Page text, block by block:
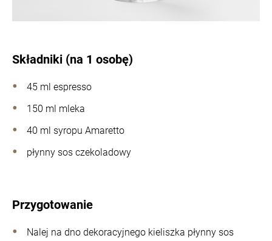
Składniki (na 1 osobę)
45 ml espresso
150 ml mleka
40 ml syropu Amaretto
płynny sos czekoladowy
Przygotowanie
Nalej na dno dekoracyjnego kieliszka płynny sos